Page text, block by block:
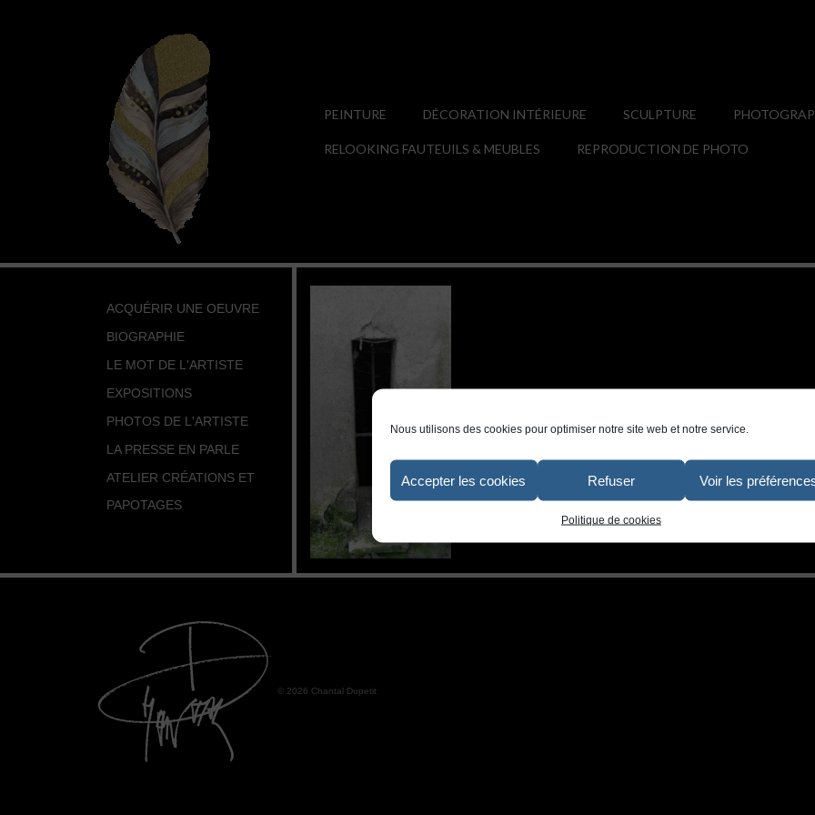
Nous utilisons des cookies pour optimiser notre site web et notre service.
Accepter les cookies Refuser Voir les
Politique de cookies
PEINTURE DÉCORATION INTÉRIEURE SCULPTURE
RELOOKING FAUTEUILS & MEUBLES REPRODUCTION DE PHOTO
ACQUÉRIR UNE OEUVRE
BIOGRAPHIE
LE MOT DE L'ARTISTE
EXPOSITIONS
PHOTOS DE L'ARTISTE
LA PRESSE EN PARLE
ATELIER CRÉATIONS ET
PAPOTAGES
© 2026 Chantal Dupetit